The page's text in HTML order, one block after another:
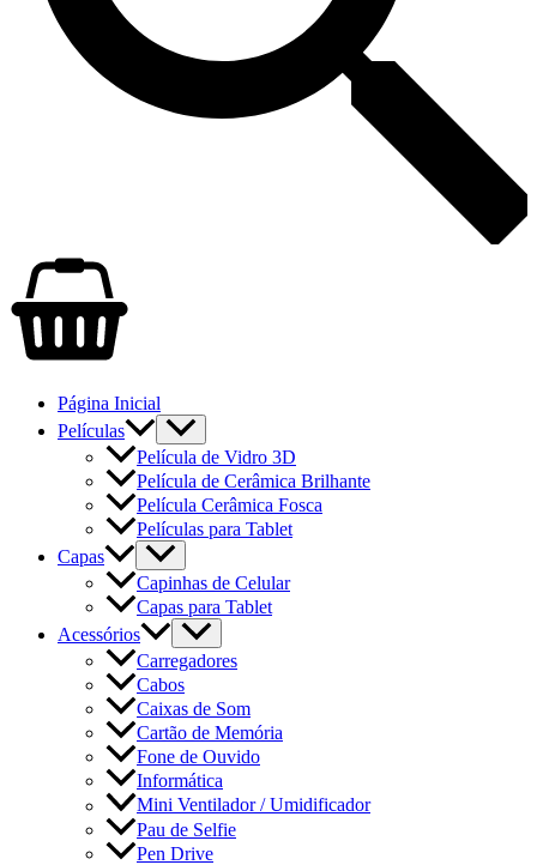
Página Inicial
Películas
Película de Vidro 3D
Película de Cerâmica Brilhante
Película Cerâmica Fosca
Películas para Tablet
Capas
Capinhas de Celular
Capas para Tablet
Acessórios
Carregadores
Cabos
Caixas de Som
Cartão de Memória
Fone de Ouvido
Informática
Mini Ventilador / Umidificador
Pau de Selfie
Pen Drive